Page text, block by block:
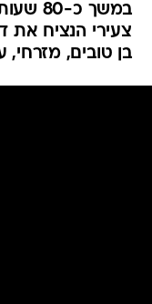
במשך
צעירי הנציח את
בן טובים, מזרחי,